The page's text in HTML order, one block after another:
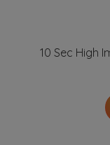
10 Sec High